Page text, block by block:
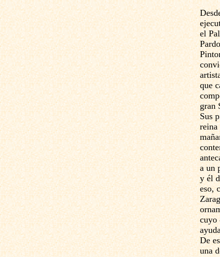
el
que
gran
Sus
reina
a un
y él
eso,
cuyo
De
una